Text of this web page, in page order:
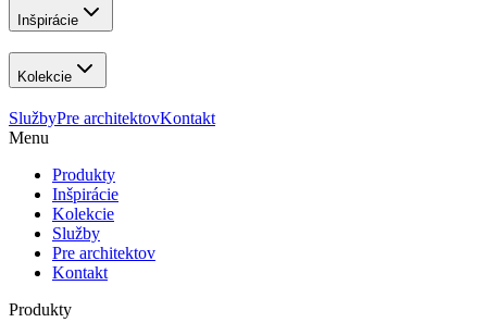
Inšpirácie
Kolekcie
SlužbyPre architektovKontakt
Menu
Produkty
Inšpirácie
Kolekcie
Služby
Pre architektov
Kontakt
Produkty